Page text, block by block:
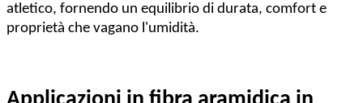
atletico, fornendo un equilibrio di durata, comfort e
proprietà che vagano l'umidità.